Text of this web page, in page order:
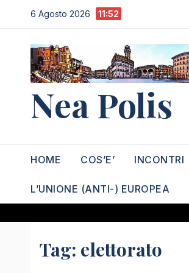
al
contenuto
6 Agosto 2026 11:52
Nea Polis
HOME COS’E’ INCONTRI
L’UNIONE (ANTI-) EUROPEA
Tag: elettorato